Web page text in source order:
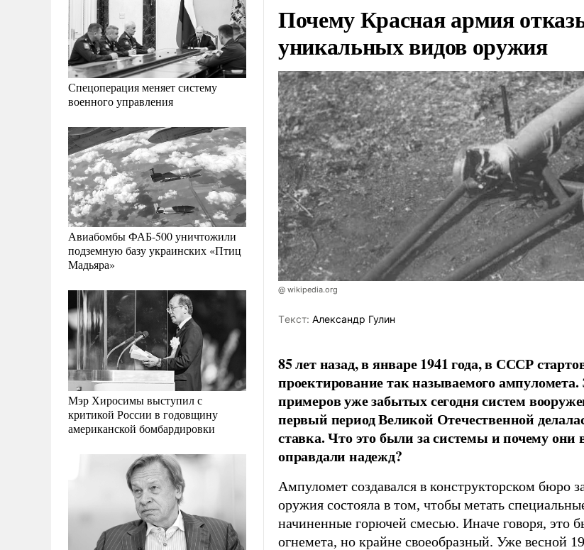
Спецоперация меняет систему
военного управления
Авиабомбы ФАБ-500 уничтожили
подземную базу украинских «Птиц
Мадьяра»
Мэр Хиросимы выступил с
критикой России в годовщину
американской бомбардировки
Почему Красная армия
уникальных видов оружия
@ wikipedia.org
Tекст: Александр Гулин
85 лет назад, в январе 1941 года, в СССР
проектирование так называемого
примеров уже забытых сегодня систем
первый период Великой Отечественной
ставка. Что это были за системы и почему они
оправдали надежд?
Ампуломет создавался в конструкторском бюро
оружия состояла в том, чтобы метать
начиненные горючей смесью. Иначе говоря, это
огнемета, но крайне своеобразный. Уже весной